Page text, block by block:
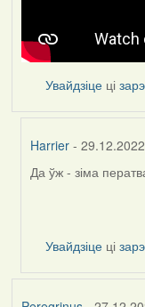
Увайдзіце ці
Harrier -
In
Feather
Да ўж - зіма
Увайдзіце ці